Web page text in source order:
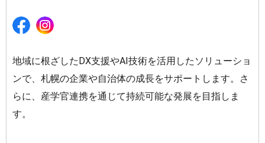
地域に根ざしたDX支援やAI技術を活用したソリューショ
ンで、札幌の企業や自治体の成長をサポートします。
さ
らに、産学官連携を通じて持続可能な発展を目指しま
す。